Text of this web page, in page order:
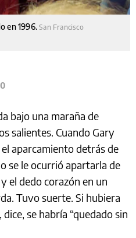
en 1996.San Francisco
0
bajo una maraña de
salientes. Cuando Gary
aparcamiento detrás de
se le ocurrió apartarla de
el dedo corazón en un
Tuvo suerte. Si hubiera
se habría “quedado sin